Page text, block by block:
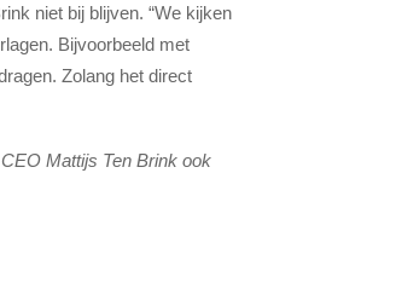
niet bij blijven. “We kijken
Bijvoorbeeld met
Zolang het direct
Mattijs Ten Brink ook